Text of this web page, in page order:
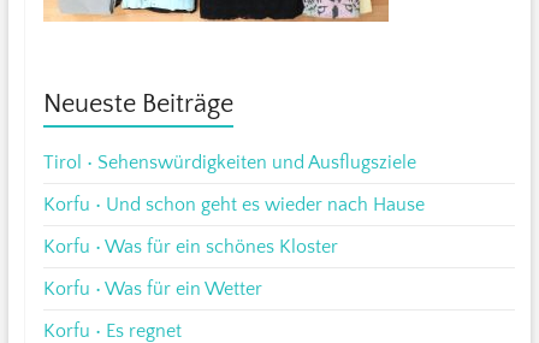
Neueste Beiträge
Tirol • Sehenswürdigkeiten und Ausflugsziele
Korfu • Und schon geht es wieder nach Hause
Korfu • Was für ein schönes Kloster
Korfu • Was für ein Wetter
Korfu • Es regnet